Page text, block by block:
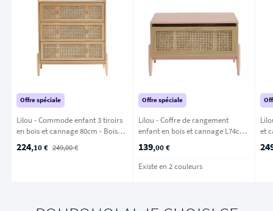
Offre spéciale
Lilou - Commode enfant 3 tiroirs
en bois et cannage 80cm - Bois
clair
224,10 € 249,00 €
Offre spéciale
Lilou - Coffre de rangement
enfant en bois et cannage L74cm -
Rose
139,00 €
Existe en 2 couleurs